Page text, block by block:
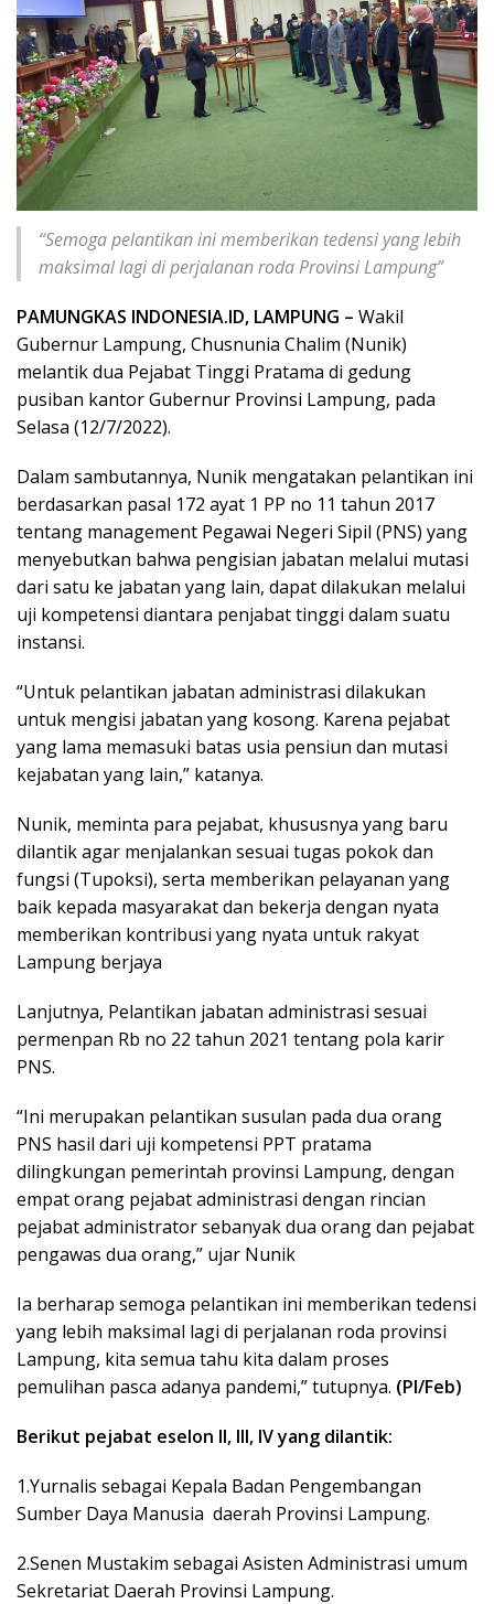
“Semoga pelantikan ini memberikan tedensi yang lebih
maksimal lagi di perjalanan roda Provinsi Lampung”
PAMUNGKAS INDONESIA.ID, LAMPUNG – Wakil
Gubernur Lampung, Chusnunia Chalim (Nunik)
melantik dua Pejabat Tinggi Pratama di gedung
pusiban kantor Gubernur Provinsi Lampung, pada
Selasa (12/7/2022).
Dalam sambutannya, Nunik mengatakan pelantikan ini
berdasarkan pasal 172 ayat 1 PP no 11 tahun 2017
tentang management Pegawai Negeri Sipil (PNS) yang
menyebutkan bahwa pengisian jabatan melalui mutasi
dari satu ke jabatan yang lain, dapat dilakukan melalui
uji kompetensi diantara penjabat tinggi dalam suatu
instansi.
“Untuk pelantikan jabatan administrasi dilakukan
untuk mengisi jabatan yang kosong. Karena pejabat
yang lama memasuki batas usia pensiun dan mutasi
kejabatan yang lain,” katanya.
Nunik, meminta para pejabat, khususnya yang baru
dilantik agar menjalankan sesuai tugas pokok dan
fungsi (Tupoksi), serta memberikan pelayanan yang
baik kepada masyarakat dan bekerja dengan nyata
memberikan kontribusi yang nyata untuk rakyat
Lampung berjaya
Lanjutnya, Pelantikan jabatan administrasi sesuai
permenpan Rb no 22 tahun 2021 tentang pola karir
PNS.
“Ini merupakan pelantikan susulan pada dua orang
PNS hasil dari uji kompetensi PPT pratama
dilingkungan pemerintah provinsi Lampung, dengan
empat orang pejabat administrasi dengan rincian
pejabat administrator sebanyak dua orang dan pejabat
pengawas dua orang,” ujar Nunik
Ia berharap semoga pelantikan ini memberikan tedensi
yang lebih maksimal lagi di perjalanan roda provinsi
Lampung, kita semua tahu kita dalam proses
pemulihan pasca adanya pandemi,” tutupnya. (PI/Feb)
Berikut pejabat eselon II, III, IV yang dilantik:
1.Yurnalis sebagai Kepala Badan Pengembangan
Sumber Daya Manusia daerah Provinsi Lampung.
2.Senen Mustakim sebagai Asisten Administrasi umum
Sekretariat Daerah Provinsi Lampung.